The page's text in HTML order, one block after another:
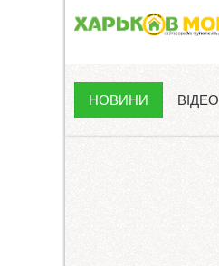
Новини
НОВИНИ ВІДЕО